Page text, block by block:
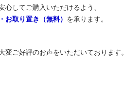
してご購入いただけるよう、
お取り置き（無料） を承ります。
変ご好評のお声をいただいております